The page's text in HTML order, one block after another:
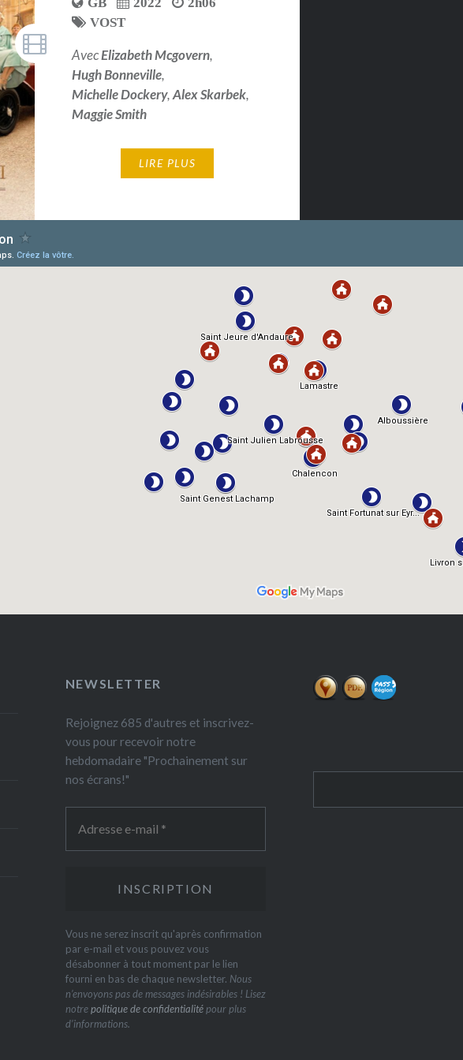
VOST
AvecElizabeth Mcgovern,
Hugh Bonneville,
Michelle Dockery,Alex Skarbek,
Maggie Smith
LIRE PLUS
NEWSLETTER
Rejoignez 685 d'autres et inscrivez-
vous pour recevoir notre
hebdomadaire "Prochainement sur
nos écrans!"
Vous ne serez inscrit qu'après confirmation
par e-mail et vous pouvez vous
désabonner à tout moment par le lien
fourni en bas de chaque newsletter. Nous
n’envoyons pas de messages indésirables ! Lisez
notrepolitique de confidentialitépour plus
d’informations.